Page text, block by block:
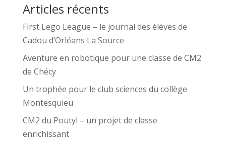
Articles récents
First Lego League – le journal des élèves de
Cadou d’Orléans La Source
Aventure en robotique pour une classe de CM2
de Chécy
Un trophée pour le club sciences du collège
Montesquieu
CM2 du Poutyl – un projet de classe
enrichissant